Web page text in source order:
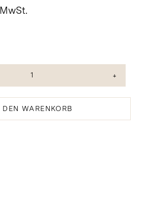
Weihnachten
ein
handgemachtes
DEN WARENKORB